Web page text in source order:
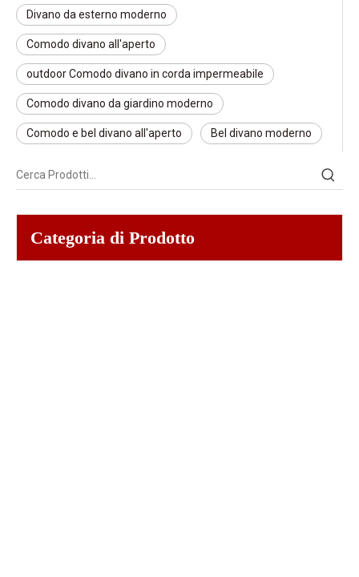
Divano da esterno moderno
Comodo divano all'aperto
outdoor Comodo divano in corda impermeabile
Comodo divano da giardino moderno
Comodo e bel divano all'aperto Bel divano moderno
Categoria di Prodotto